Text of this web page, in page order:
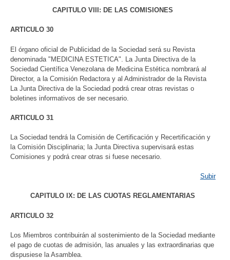
CAPITULO VIII: DE LAS COMISIONES
ARTICULO 30
El órgano oficial de Publicidad de la Sociedad será su Revista
denominada "MEDICINA ESTETICA". La Junta Directiva de la
Sociedad Científica Venezolana de Medicina Estética nombrará al
Director, a la Comisión Redactora y al Administrador de la Revista
La Junta Directiva de la Sociedad podrá crear otras revistas o
boletines informativos de ser necesario.
ARTICULO 31
La Sociedad tendrá la Comisión de Certificación y Recertificación y
la Comisión Disciplinaria; la Junta Directiva supervisará estas
Comisiones y podrá crear otras si fuese necesario.
Subir
CAPITULO IX: DE LAS CUOTAS REGLAMENTARIAS
ARTICULO 32
Los Miembros contribuirán al sostenimiento de la Sociedad mediante
el pago de cuotas de admisión, las anuales y las extraordinarias que
dispusiese la Asamblea.